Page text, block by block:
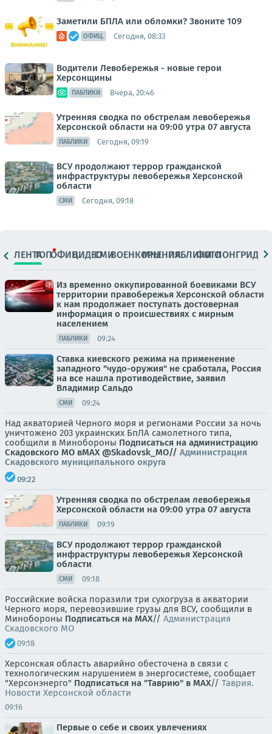
Заметили БПЛА или обломки? Звоните 109
ОФИЦ. Сегодня, 08:33
Водители Левобережья - новые герои
Херсонщины
ПАБЛИКИ Вчера, 20:46
Утренняя сводка по обстрелам левобережья
Херсонской области на 09:00 утра 07 августа
ПАБЛИКИ Сегодня, 09:19
ВСУ продолжают террор гражданской
инфраструктуры левобережья Херсонской
области
СМИ Сегодня, 09:18
ЛЕНТАТОПОФИЦ.ВИДЕОСМИВОЕНКОРЫМНЕНИЯПАБЛИКИ
ФОТОЛОНГРИДЫ
Из временно оккупированной боевиками ВСУ
территории правобережья Херсонской области
к нам продолжает поступать достоверная
информация о происшествиях с мирным
населением
ПАБЛИКИ 09:24
Ставка киевского режима на применение
западного "чудо-оружия" не сработала, Россия
на все нашла противодействие, заявил
Владимир Сальдо
СМИ 09:24
Над акваторией Черного моря и регионами России за ночь
уничтожено 203 украинских БпЛА самолетного типа,
сообщили в Минобороны Подписаться на администрацию
Скадовского МО вМАХ @Skadovsk_MO// Администрация
Скадовского муниципального округа
09:22
Утренняя сводка по обстрелам левобережья
Херсонской области на 09:00 утра 07 августа
ПАБЛИКИ 09:19
ВСУ продолжают террор гражданской
инфраструктуры левобережья Херсонской
области
СМИ 09:18
Российские войска поразили три сухогруза в акватории
Черного моря, перевозившие грузы для ВСУ, сообщили в
Минобороны Подписаться на MAX// Администрация
Скадовского МО
09:18
Херсонская область аварийно обесточена в связи с
технологическим нарушением в энергосистеме, сообщает
"Херсонэнерго" Подписаться на "Таврию" в MAX// Таврия.
Новости Херсонской области
09:16
Первые о себе и своих увлечениях